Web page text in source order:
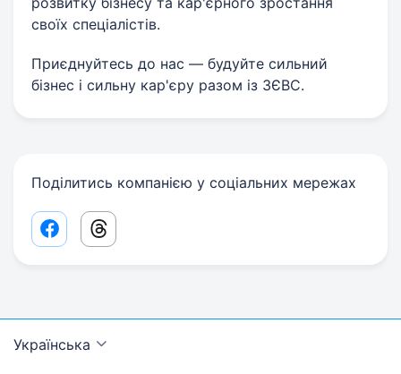
своїх спеціалістів.
Приєднуйтесь до нас — будуйте сильний
бізнес і сильну кар'єру разом із ЗЄВС.
Поділитись компанією у соціальних мережах
Facebook share link
Threads share link
Українська